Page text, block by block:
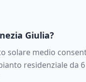
Giulia?
solare medio
residenziale da 6